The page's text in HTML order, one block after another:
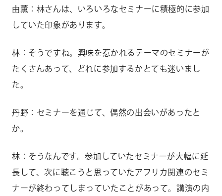
由薫：林さんは、いろいろなセミナーに積極的に参加
していた印象があります。
林：そうですね。興味を惹かれるテーマのセミナーが
たくさんあって、どれに参加するかとても迷いまし
た。
丹野：セミナーを通じて、偶然の出会いがあったと
か。
林：そうなんです。参加していたセミナーが大幅に延
長して、次に聴こうと思っていたアフリカ関連のセミ
ナーが終わってしまっていたことがあって。講演の内